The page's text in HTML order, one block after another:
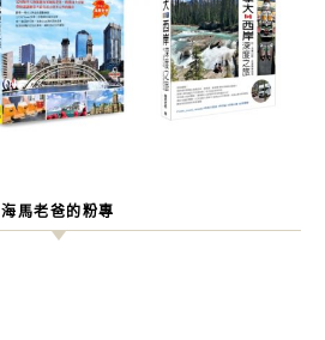
海馬老爸的粉專